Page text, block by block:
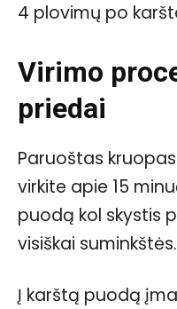
4 plovimų po
Virimo
priedai
Paruoštas
virkite apie 15
puodą kol skystis
visiškai suminkštės.
Į karštą puodą